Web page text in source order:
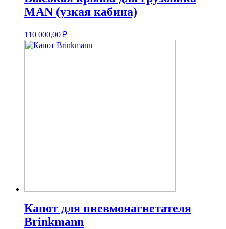
MAN (узкая кабина)
110 000,00 ₽
Капот для пневмонагнетателя
Brinkmann